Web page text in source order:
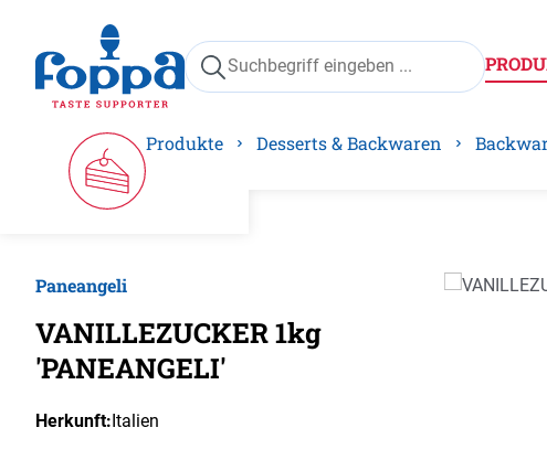
Zur Hauptnavigation springen
Produkte Desserts & Backwaren
Paneangeli
VANILLEZUCKER 1kg
'PANEANGELI'
Herkunft:Italien
Bildergalerie